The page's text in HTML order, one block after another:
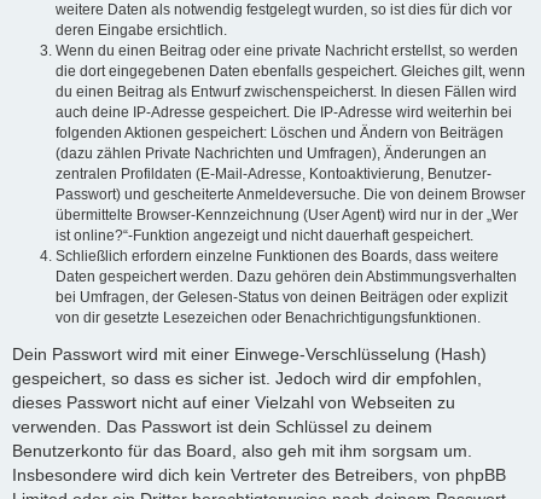
weitere Daten als notwendig festgelegt wurden, so ist dies für dich vor
deren Eingabe ersichtlich.
Wenn du einen Beitrag oder eine private Nachricht erstellst, so werden
die dort eingegebenen Daten ebenfalls gespeichert. Gleiches gilt, wenn
du einen Beitrag als Entwurf zwischenspeicherst. In diesen Fällen wird
auch deine IP-Adresse gespeichert. Die IP-Adresse wird weiterhin bei
folgenden Aktionen gespeichert: Löschen und Ändern von Beiträgen
(dazu zählen Private Nachrichten und Umfragen), Änderungen an
zentralen Profildaten (E-Mail-Adresse, Kontoaktivierung, Benutzer-
Passwort) und gescheiterte Anmeldeversuche. Die von deinem Browser
übermittelte Browser-Kennzeichnung (User Agent) wird nur in der „Wer
ist online?“-Funktion angezeigt und nicht dauerhaft gespeichert.
Schließlich erfordern einzelne Funktionen des Boards, dass weitere
Daten gespeichert werden. Dazu gehören dein Abstimmungsverhalten
bei Umfragen, der Gelesen-Status von deinen Beiträgen oder explizit
von dir gesetzte Lesezeichen oder Benachrichtigungsfunktionen.
Dein Passwort wird mit einer Einwege-Verschlüsselung (Hash)
gespeichert, so dass es sicher ist. Jedoch wird dir empfohlen,
dieses Passwort nicht auf einer Vielzahl von Webseiten zu
verwenden. Das Passwort ist dein Schlüssel zu deinem
Benutzerkonto für das Board, also geh mit ihm sorgsam um.
Insbesondere wird dich kein Vertreter des Betreibers, von phpBB